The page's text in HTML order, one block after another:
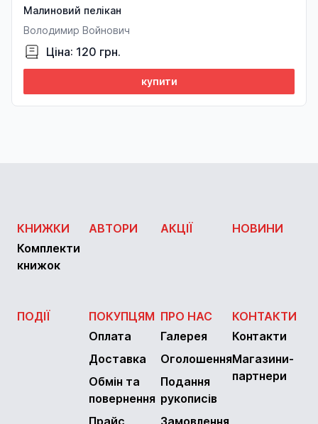
Малиновий пелікан
Володимир Войнович
Ціна: 120 грн.
купити
КНИЖКИ
Комплекти
книжок
АВТОРИ АКЦІЇ НОВИНИ
ПОДІЇ
ПОКУПЦЯМ
Оплата
Доставка
Обмін та
повернення
ПРО НАС
Галерея
Оголошення
Подання
рукописів
КОНТАКТИ
Контакти
Магазини-
партнери